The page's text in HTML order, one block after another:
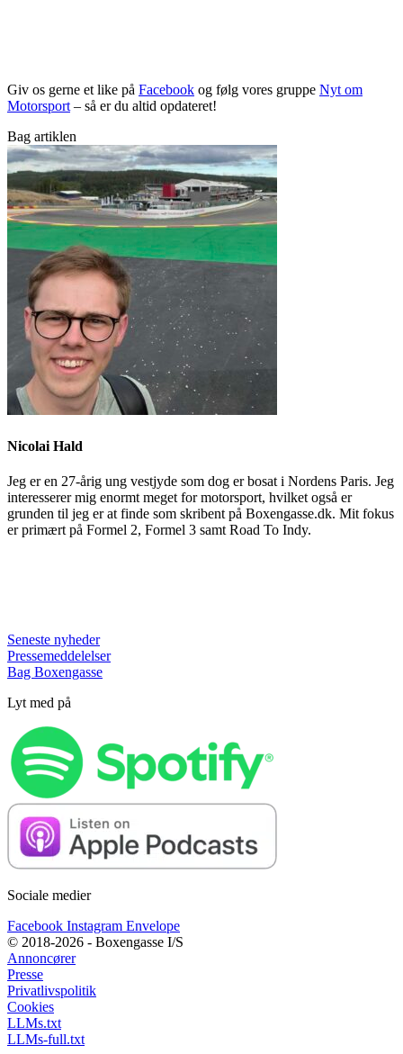
Giv os gerne et like på Facebook og følg vores gruppe Nyt om
Motorsport– så er du altid opdateret!
Bag artiklen
Nicolai Hald
Jeg er en 27-årig ung vestjyde som dog er bosat i Nordens Paris. Jeg
interesserer mig enormt meget for motorsport, hvilket også er
grunden til jeg er at finde som skribent på Boxengasse.dk. Mit fokus
er primært på Formel 2, Formel 3 samt Road To Indy.
Seneste nyheder
Pressemeddelelser
Bag Boxengasse
Lyt med på
Sociale medier
Facebook Instagram Envelope
© 2018-2026 - Boxengasse I/S
Annoncører
Presse
Privatlivspolitik
Cookies
LLMs.txt
LLMs-full.txt